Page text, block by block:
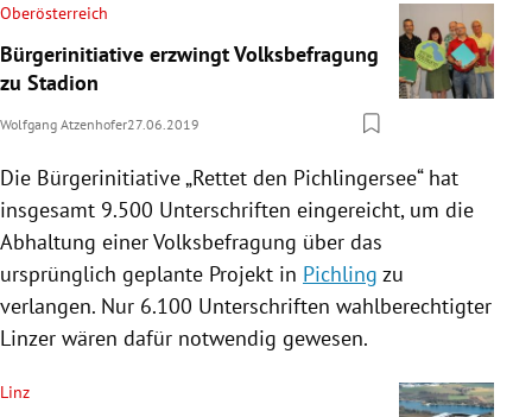
Oberösterreich
Bürgerinitiative erzwingt Volksbefragung
zu Stadion
Wolfgang Atzenhofer27.06.2019
Die Bürgerinitiative „Rettet den Pichlingersee“ hat
insgesamt 9.500 Unterschriften eingereicht, um die
Abhaltung einerVolksbefragung über das
ursprünglich geplante Projekt in Pichling zu
verlangen. Nur 6.100 Unterschriften wahlberechtigter
Linzer wären dafür notwendig gewesen.
Linz